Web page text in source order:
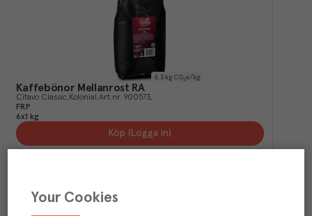
6.3 kg CO₂e/kg
Kaffebönor Mellanrost RA
Citavo Classic Kolonial Art.nr. 900573
FRP
6x1 kg
Köp (Logga in)
Your Cookies